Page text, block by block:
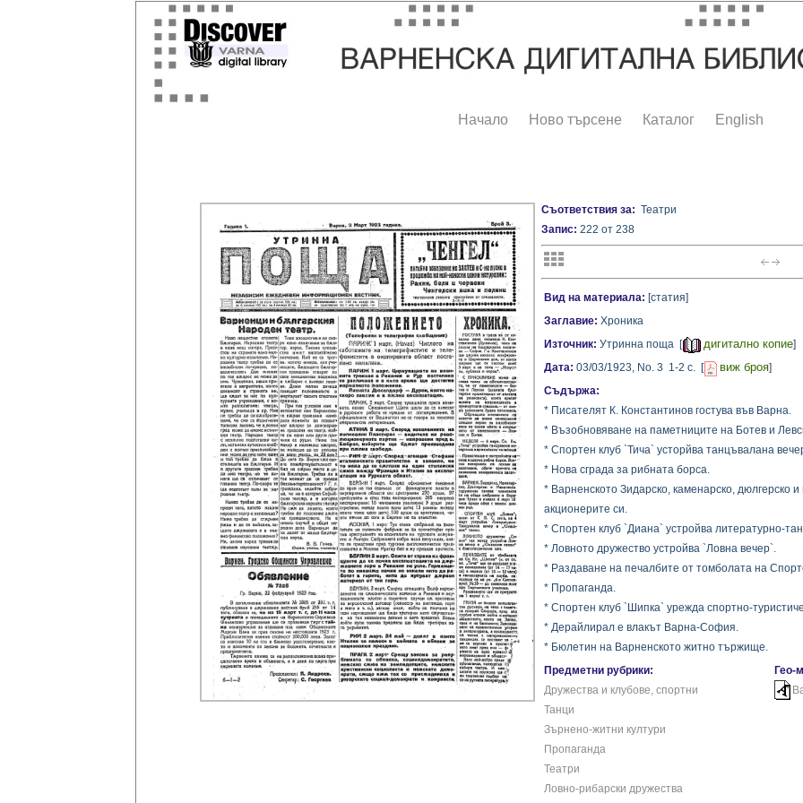
Начало Ново търсене Каталог English
Съответствия за: Театри
Запис: 222 от 238
Вид на материала: [статия]
Заглавие: Хроника
Източник: Утринна поща [ дигитално копие]
Дата: 03/03/1923, No. 3 1-2 с. [ виж броя]
Съдържа:
* Писателят К. Константинов гостува във Варна.
* Възобновяване на паметниците на Ботев и
* Спортен клуб `Тича` усторйва танцъвалана
* Нова сграда за рибната борса.
* Варненското Зидарско, каменарско, дюлгерско и
акционерите си.
* Спортен клуб `Диана` устройва литературно-
* Ловното дружество устройва `Ловна вечер`.
* Раздаване на печалбите от томболата на
* Пропаганда.
* Спортен клуб `Шипка` урежда спортно-
* Дерайлирал е влакът Варна-София.
* Бюлетин на Варненското житно тържище.
Предметни рубрики:
Дружества и клубове, спортни
Танци
Зърнено-житни култури
Пропаганда
Театри
Ловно-рибарски дружества
Гео-